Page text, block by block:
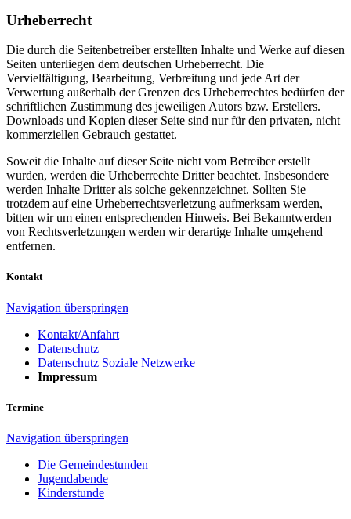
Urheberrecht
Die durch die Seitenbetreiber erstellten Inhalte und Werke auf diesen
Seiten unterliegen dem deutschen Urheberrecht. Die
Vervielfältigung, Bearbeitung, Verbreitung und jede Art der
Verwertung außerhalb der Grenzen des Urheberrechtes bedürfen der
schriftlichen Zustimmung des jeweiligen Autors bzw. Erstellers.
Downloads und Kopien dieser Seite sind nur für den privaten, nicht
kommerziellen Gebrauch gestattet.
Soweit die Inhalte auf dieser Seite nicht vom Betreiber erstellt
wurden, werden die Urheberrechte Dritter beachtet. Insbesondere
werden Inhalte Dritter als solche gekennzeichnet. Sollten Sie
trotzdem auf eine Urheberrechtsverletzung aufmerksam werden,
bitten wir um einen entsprechenden Hinweis. Bei Bekanntwerden
von Rechtsverletzungen werden wir derartige Inhalte umgehend
entfernen.
Kontakt
Navigation überspringen
Kontakt/Anfahrt
Datenschutz
Datenschutz Soziale Netzwerke
Impressum
Termine
Navigation überspringen
Die Gemeindestunden
Jugendabende
Kinderstunde